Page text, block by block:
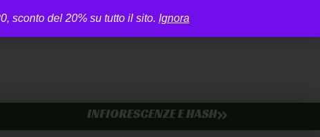
sconto del 20% su tutto il sito. Ignora
INFIORESCENZE E HASH